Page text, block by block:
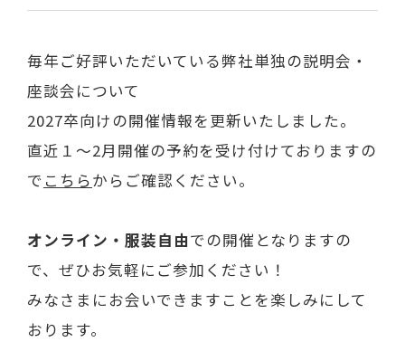
毎年ご好評いただいている弊社単独の説明会・
座談会について
2027卒向けの開催情報を更新いたしました。
直近１～2月開催の予約を受け付けておりますの
で こちらからご確認ください。
オンライン・服装自由での開催となりますの
で、ぜひお気軽にご参加ください！
みなさまにお会いできますことを楽しみにして
おります。